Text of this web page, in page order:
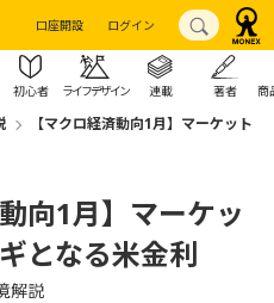
口座開設 ログイン
初心者 ライフデザイン 連載 著者 商
【マクロ経済動向1月】マーケット
向1月】マーケッ
となる米金利
解説